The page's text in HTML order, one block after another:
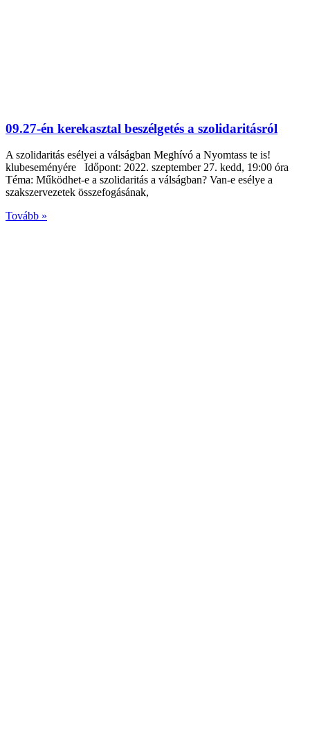
09.27-én kerekasztal beszélgetés a szolidaritásról
A szolidaritás esélyei a válságban Meghívó a Nyomtass te is!
klubeseményére Időpont: 2022. szeptember 27. kedd, 19:00 óra
Téma: Működhet-e a szolidaritás a válságban? Van-e esélye a
szakszervezetek összefogásának,
Tovább »